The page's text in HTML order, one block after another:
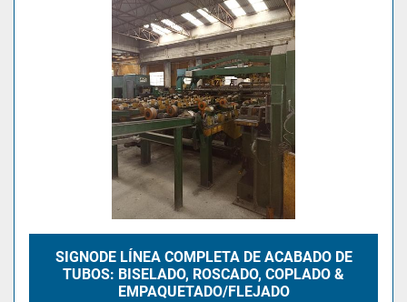
SIGNODE LÍNEA COMPLETA DE ACABADO DE
TUBOS: BISELADO, ROSCADO, COPLADO &
EMPAQUETADO/FLEJADO